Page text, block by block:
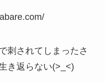
刺されてしまったさ
き返らない(>_<)